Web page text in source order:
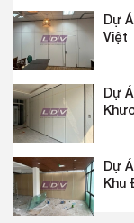
Dự
Việt
Dự
Dự
Khu